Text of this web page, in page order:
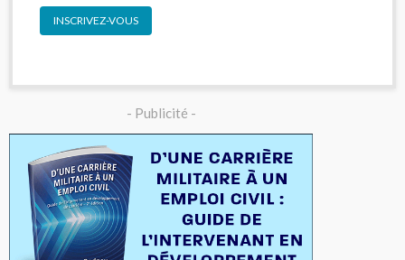
INSCRIVEZ-VOUS
- Publicité -